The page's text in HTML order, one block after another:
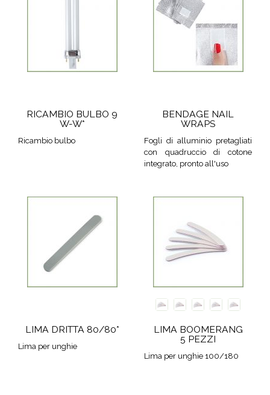
RICAMBIO BULBO 9
W-W*
Ricambio bulbo
BENDAGE NAIL
WRAPS
Fogli di alluminio pretagliati
con quadruccio di cotone
integrato, pronto all'uso
LIMA DRITTA 80/80*
Lima per unghie
LIMA BOOMERANG
5 PEZZI
Lima per unghie 100/180